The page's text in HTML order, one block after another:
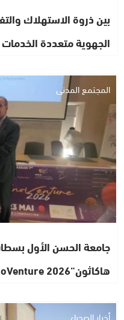
بين ذروة الاستهلاك
الجهوية متعددة
المجتمع المدني
جامعة الحسن الأول
هاكاثون“InnoVenture 2026” لتعزيز الابتكار…
أخبار الصحراء